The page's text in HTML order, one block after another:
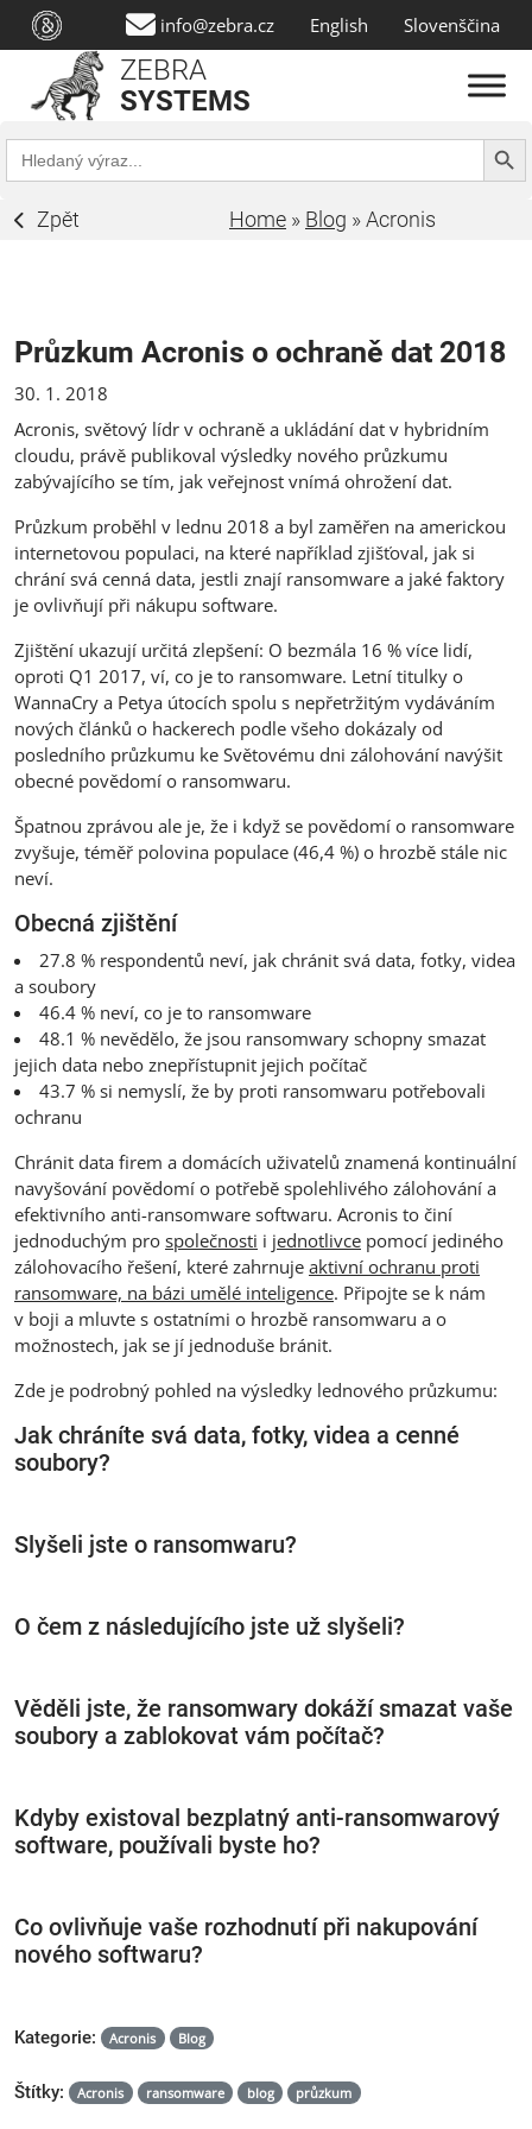
info@zebra.cz English Slovenščina
ZEBRA
SYSTEMS
Search
for:
Search
Zpět Home » Blog »Acronis
Průzkum Acronis o ochraně dat 2018
30. 1. 2018
Acronis, světový lídr v ochraně a ukládání dat v hybridním
cloudu, právě publikoval výsledky nového průzkumu
zabývajícího se tím, jak veřejnost vnímá ohrožení dat.
Průzkum proběhl v lednu 2018 a byl zaměřen na americkou
internetovou populaci, na které například zjišťoval, jak si
chrání svá cenná data, jestli znají ransomware a jaké faktory
je ovlivňují při nákupu software.
Zjištění ukazují určitá zlepšení: O bezmála 16 % více lidí,
oproti Q1 2017, ví, co je to ransomware. Letní titulky o
WannaCry a Petya útocích spolu s nepřetržitým vydáváním
nových článků o hackerech podle všeho dokázaly od
posledního průzkumu ke Světovému dni zálohování navýšit
obecné povědomí o ransomwaru.
Špatnou zprávou ale je, že i když se povědomí o ransomware
zvyšuje, téměř polovina populace (46,4 %) o hrozbě stále nic
neví.
Obecná zjištění
27.8 % respondentů neví, jak chránit svá data, fotky, videa
a soubory
46.4 % neví, co je to ransomware
48.1 % nevědělo, že jsou ransomwary schopny smazat
jejich data nebo znepřístupnit jejich počítač
43.7 % si nemyslí, že by proti ransomwaru potřebovali
ochranu
Chránit data firem a domácích uživatelů znamená kontinuální
navyšování povědomí o potřebě spolehlivého zálohování a
efektivního anti-ransomware softwaru. Acronis to činí
jednoduchým pro společnosti i jednotlivce pomocí jediného
zálohovacího řešení, které zahrnuje aktivní ochranu proti
ransomware, na bázi umělé inteligence. Připojte se k nám
v boji a mluvte s ostatními o hrozbě ransomwaru a o
možnostech, jak se jí jednoduše bránit.
Zde je podrobný pohled na výsledky lednového průzkumu:
Jak chráníte svá data, fotky, videa a cenné
soubory?
Slyšeli jste o ransomwaru?
O čem z následujícího jste už slyšeli?
Věděli jste, že ransomwary dokáží smazat vaše
soubory a zablokovat vám počítač?
Kdyby existoval bezplatný anti-ransomwarový
software, používali byste ho?
Co ovlivňuje vaše rozhodnutí při nakupování
nového softwaru?
Kategorie: Acronis Blog
Štítky: Acronis ransomware blog průzkum